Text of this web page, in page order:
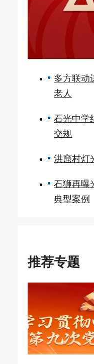
多方联动
老人
石光中学
交规
洪窟村灯
石狮再曝
典型案例
推荐专题